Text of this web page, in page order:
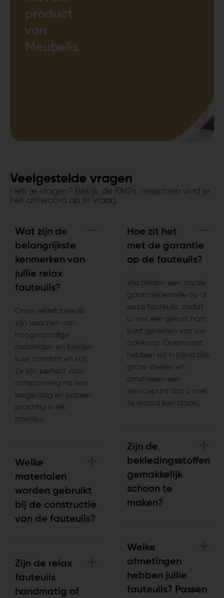
product
van
Meubelis.
Veelgestelde vragen
Heb je vragen? Bekijk de FAQ's, misschien vind je
het antwoord op je vraag.
Wat zijn de
belangrijkste
kenmerken van
jullie relax
fauteuils?
Onze relaxfauteuils
zijn voorzien van
hoogwaardige
materialen en bieden
luxe, comfort en stijl.
Ze zijn perfect voor
ontspanning na een
lange dag en passen
prachtig in elk
interieur.
Welke
materialen
worden gebruikt
bij de constructie
van de fauteuils?
Zijn de relax
fauteuils
handmatig of
Hoe zit het
met de garantie
op de fauteuils?
We bieden een royale
garantieperiode op al
onze fauteuils, zodat
u met een gerust hart
kunt genieten van uw
aankoop. Daarnaast
hebben wij in bijna alle
grote steden en
omstreken een
servicepunt dat u snel
te woord kan staan.
Zijn de
bekledingsstoffen
gemakkelijk
schoon te
maken?
Welke
afmetingen
hebben jullie
fauteuils? Passen